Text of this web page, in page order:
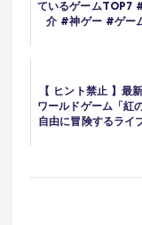
ているゲームTOP7
介 #神ゲー #ゲー
【 ヒント禁止 】最
ワールドゲーム「紅
自由に冒険するライ